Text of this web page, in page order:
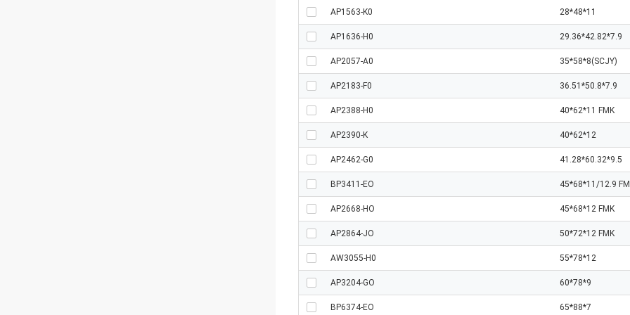
AP1563-K0 28*48*11
AP1636-H0 29.36*42.82*7.9
AP2057-A0 35*58*8(SCJY)
AP2183-F0 36.51*50.8*7.9
AP2388-H0 40*62*11 FMK
AP2390-K 40*62*12
AP2462-G0 41.28*60.32*9.5
BP3411-EO 45*68*11/12.9
AP2668-HO 45*68*12 FMK
AP2864-JO 50*72*12 FMK
AW3055-H0 55*78*12
AP3204-GO 60*78*9
BP6374-EO 65*88*7